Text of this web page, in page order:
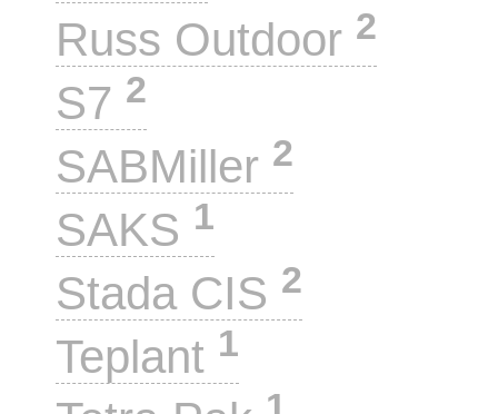
Russ Outdoor 2
S7 2
SABMiller 2
SAKS 1
Stada CIS 2
Teplant 1